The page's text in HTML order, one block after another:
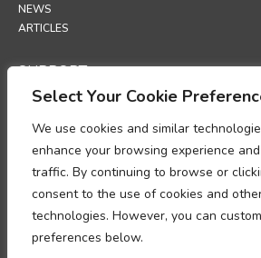
Select Your Cookie
We use cookies and similar
enhance your browsing experience
traffic. By continuing to browse or
consent to the use of cookies and
technologies. However, you can
preferences below.
NEWS
ARTICLES
SUPPORT
TECHNICAL PORTAL
POLICIES
DATENSCHUTZRICHTLINIE
COOKIE-RICHTLINIE
MEMORANDUM ZUR EINHALTUNG DER
VERARBEITUNG PERSONENBEZOGENER
NACHTRAG ZUR DATENVERARBEITUNG